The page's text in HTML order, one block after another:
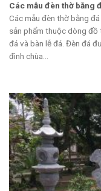
Các mẫu đèn thờ bằng
Các mẫu đèn thờ bằng
sản phẩm thuộc dòng
đá và bàn lễ đá. Đèn đá
đình chùa...